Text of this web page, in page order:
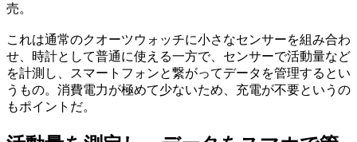
売。
これは通常のクオーツウォッチに小さなセンサーを組み合わ
せ、時計として普通に使える一方で、センサーで活動量など
を計測し、スマートフォンと繋がってデータを管理するとい
うもの。消費電力が極めて少ないため、充電が不要というの
もポイントだ。